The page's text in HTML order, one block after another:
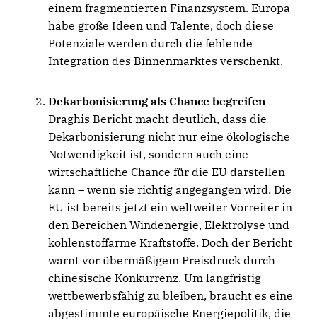
einem fragmentierten Finanzsystem. Europa
habe große Ideen und Talente, doch diese
Potenziale werden durch die fehlende
Integration des Binnenmarktes verschenkt.
Dekarbonisierung als Chance begreifen
Draghis Bericht macht deutlich, dass die
Dekarbonisierung nicht nur eine ökologische
Notwendigkeit ist, sondern auch eine
wirtschaftliche Chance für die EU darstellen
kann – wenn sie richtig angegangen wird. Die
EU ist bereits jetzt ein weltweiter Vorreiter in
den Bereichen Windenergie, Elektrolyse und
kohlenstoffarme Kraftstoffe. Doch der Bericht
warnt vor übermäßigem Preisdruck durch
chinesische Konkurrenz. Um langfristig
wettbewerbsfähig zu bleiben, braucht es eine
abgestimmte europäische Energiepolitik, die